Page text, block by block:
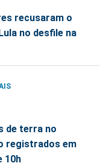
recusaram o
no desfile na
de terra no
registrados em
10h